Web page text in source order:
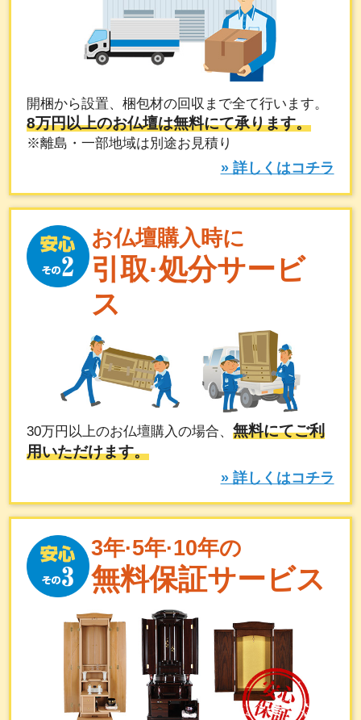
開梱から設置、梱包材の回収まで全て行います。
8万円以上のお仏壇は無料にて承ります。
※離島・一部地域は別途お見積り
» 詳しくはコチラ
お仏壇購入時に
引取·処分サービ
ス
30万円以上のお仏壇購入の場合、無料にてご利
用いただけます。
» 詳しくはコチラ
3年·5年·10年の
無料保証サービス